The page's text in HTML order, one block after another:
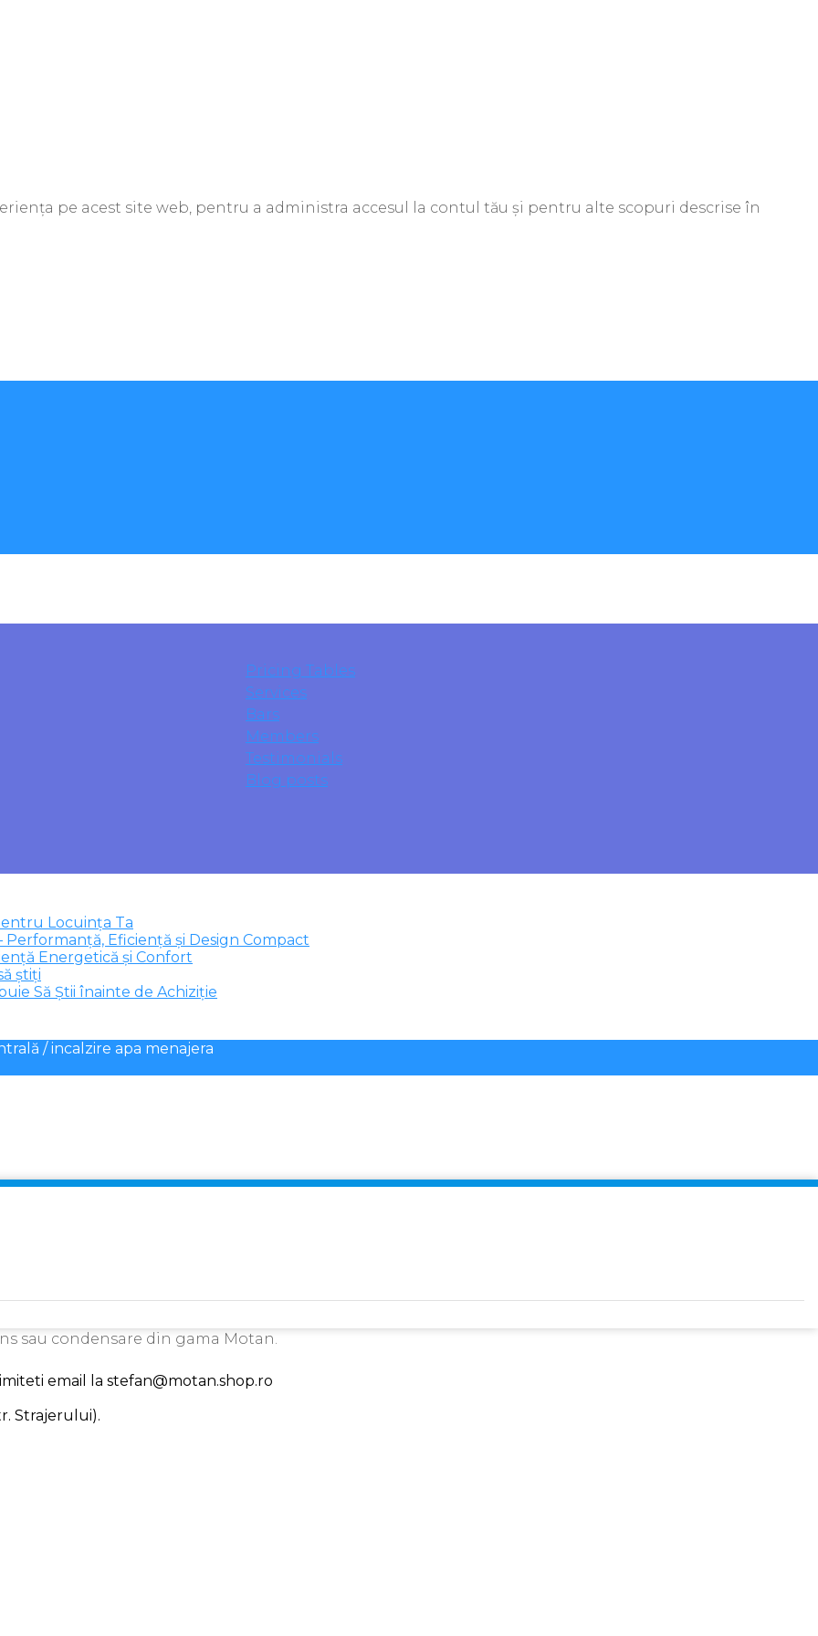
pe acest site web, pentru a administra accesul la contul tău și pentru alte scopuri descrise în
Pricing Tables
Services
Bars
Members
Testimonials
Blog posts
Locuința Ta
Eficiență și Design Compact
Energetică și Confort
știți
Să Știi înainte de Achiziție
/ incalzire apa menajera
sau condensare din gama Motan.
email la stefan@motan.shop.ro
Strajerului).